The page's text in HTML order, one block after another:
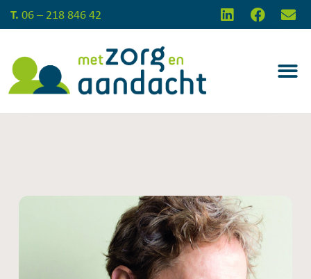
T. 06 – 218 846 42